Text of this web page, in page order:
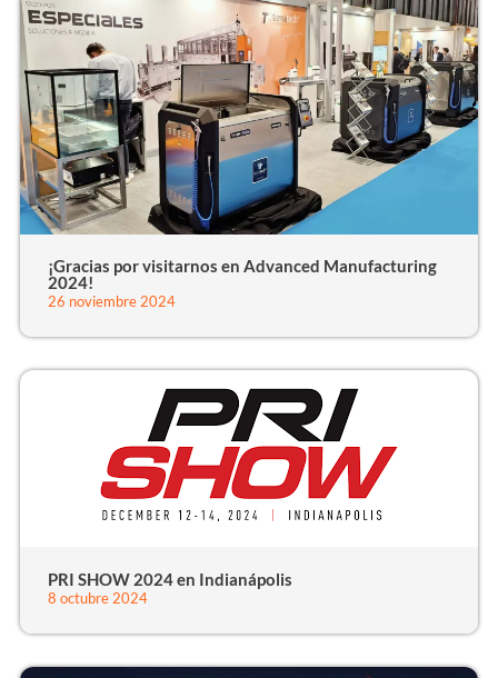
¡Gracias por visitarnos en Advanced Manufacturing
2024!
26 noviembre 2024
PRI SHOW 2024 en Indianápolis
8 octubre 2024